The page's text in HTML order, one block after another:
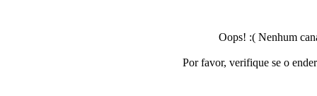
Oops! :( Nenhum
Por favor, verifique se o